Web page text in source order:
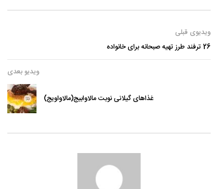
ویدیوی قبلی
26 ترفند طرز تهیه صبحانه برای خانواده
ویدیو بعدی
غذاهای گیلانی نوبت مالاوابیج(مالاواویج)